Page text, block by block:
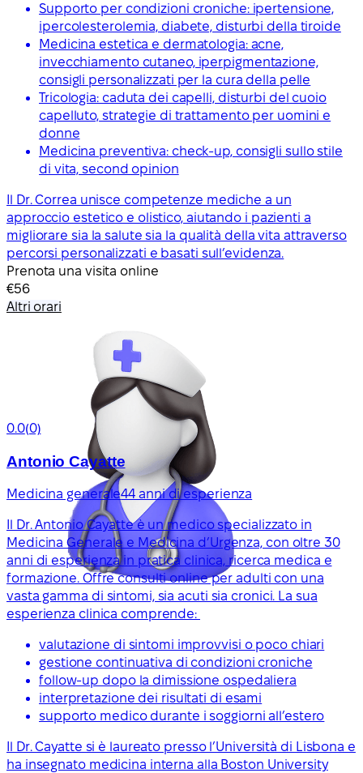
Supporto per condizioni croniche: ipertensione,
ipercolesterolemia, diabete, disturbi della tiroide
Medicina estetica e dermatologia: acne,
invecchiamento cutaneo, iperpigmentazione,
consigli personalizzati per la cura della pelle
Tricologia: caduta dei capelli, disturbi del cuoio
capelluto, strategie di trattamento per uomini e
donne
Medicina preventiva: check-up, consigli sullo stile
di vita, second opinion
Il Dr. Correa unisce competenze mediche a un
approccio estetico e olistico, aiutando i pazienti a
migliorare sia la salute sia la qualità della vita attraverso
percorsi personalizzati e basati sull’evidenza.
Prenota una visita online
€56
Altri orari
0.0(0)
Antonio Cayatte
Medicina generale44 anni di esperienza
Il Dr. Antonio Cayatte è un medico specializzato in
Medicina Generale e Medicina d’Urgenza, con oltre 30
anni di esperienza in pratica clinica, ricerca medica e
formazione. Offre consulti online per adulti con una
vasta gamma di sintomi, sia acuti sia cronici. La sua
esperienza clinica comprende:
valutazione di sintomi improvvisi o poco chiari
gestione continuativa di condizioni croniche
follow-up dopo la dimissione ospedaliera
interpretazione dei risultati di esami
supporto medico durante i soggiorni all’estero
Il Dr. Cayatte si è laureato presso l’Università di Lisbona e
ha insegnato medicina interna alla Boston University